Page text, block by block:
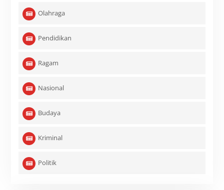
Olahraga
Pendidikan
Ragam
Nasional
Budaya
Kriminal
Politik